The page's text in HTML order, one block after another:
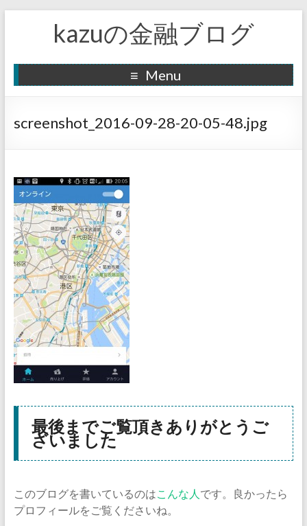
kazuの金融ブログ
Menu
screenshot_2016-09-28-20-05-48.jpg
最後までご覧頂きありがとうご
ざいました
このブログを書いているのはこんな人 です。良かったら
プロフィールをご覧くださいね。